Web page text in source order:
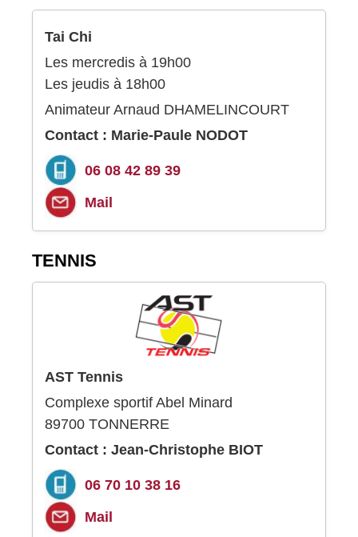
Tai Chi
Les mercredis à 19h00
Les jeudis à 18h00
Animateur Arnaud DHAMELINCOURT
Contact : Marie-Paule NODOT
06 08 42 89 39
Mail
TENNIS
AST Tennis
Complexe sportif Abel Minard
89700 TONNERRE
Contact : Jean-Christophe BIOT
06 70 10 38 16
Mail